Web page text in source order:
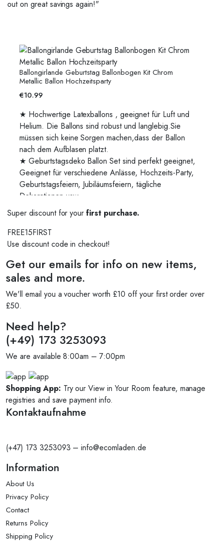
out on great savings again!"
Ballongirlande Geburtstag Ballonbogen Kit Chrom
Metallic Ballon Hochzeitsparty
€10.99
★ Hochwertige Latexballons , geeignet für Luft und
Helium. Die Ballons sind robust und langlebig.Sie
müssen sich keine Sorgen machen,dass der Ballon
nach dem Aufblasen platzt.
★ Geburtstagsdeko Ballon Set sind perfekt geeignet,
Geeignet für verschiedene Anlässe, Hochzeits-Party,
Geburtstagsfeiern, Jubiläumsfeiern, tägliche
Dekorationen usw.
50 Geburtstag Deko Set Schwarz Gold,
Zahlen+Girlande+Ballons+Stern Folienballons
€9.49
★
Hochwertige Latexballons und Folienballons, geeignet
für Luft und Helium. Die Ballons sind robust und
langlebig.Sie müssen sich keine Sorgen machen,dass der
Ballon nach dem Aufblasen platzt.
verschiedene Anlässe, Hochzeits-Party, Geburtstagsfeiern,
Jubiläumsfeiern, tägliche Dekorationen usw.
Lieferumfang:1x Happy-Birthday Girlande:
12"Gold Konfetti-Ballons 5x 12"Schwarz-Ballons 5x
12"Gold-BallonsACHTUNG! Nicht für Kinder
unter 3 Jahren geeignet.
Super discount for yourfirst purchase.
FREE15FIRST
Use discount code in checkout!
Get our emails for info on new items,
sales and more.
We'll email you a voucher worth £10 off your first order over
£50.
Need help?
(+49) 173 3253093
We are available 8:00am – 7:00pm
Shopping App: Try our View in Your Room feature, manage
registries and save payment info.
Kontaktaufnahme
(+47) 173 3253093 – info@ecomladen.de
Information
About Us
Privacy Policy
Contact
Returns Policy
Shipping Policy